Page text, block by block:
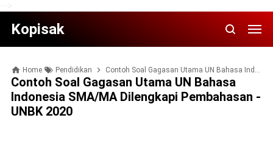
Kopisak
Home Pendidikan Contoh Soal Gagasan Utama UN Bahasa Indonesia SMA/MA Dilengkapi Pembahasan - UNBK 2020
Contoh Soal Gagasan Utama UN Bahasa
Indonesia SMA/MA Dilengkapi Pembahasan -
UNBK 2020